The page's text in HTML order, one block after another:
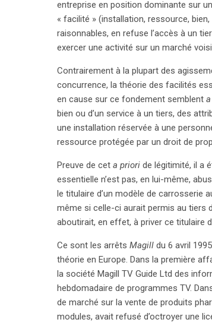
entreprise en position dominante sur
« facilité » (installation, ressource,
raisonnables, en refuse l’accès à un
exercer une activité sur un marché
Contrairement à la plupart des
concurrence, la théorie des facilités
en cause sur ce fondement semblent
bien ou d’un service à un tiers, des
une installation réservée à une
ressource protégée par un droit de
Preuve de cet a priori de légitimité, il a
essentielle n’est pas, en lui-même,
le titulaire d’un modèle de carrosserie
même si celle-ci aurait permis au tiers
aboutirait, en effet, à priver ce titulaire
Ce sont les arrêts Magill du 6 avril 1995
théorie en Europe. Dans la première
la société Magill TV Guide Ltd des
hebdomadaire de programmes TV.
de marché sur la vente de produits
modules, avait refusé d’octroyer une
search